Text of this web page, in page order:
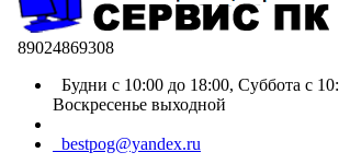
89024869308
Будни с 10:00 до 18:00, Суббота с
Воскресенье выходной
bestpog@yandex.ru